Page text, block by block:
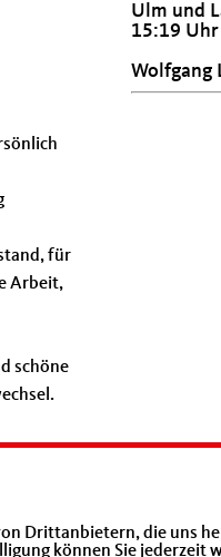
für
Arbeit,
schöne
Ulm und
15:19 Uhr
Wolfgang
Drittanbietern, die uns
können Sie jederzeit